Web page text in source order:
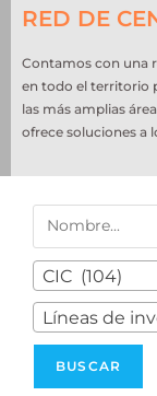
RED DE
Contamos con una
en todo el territorio
las más amplias
ofrece soluciones a
CIC (104)
Líneas de